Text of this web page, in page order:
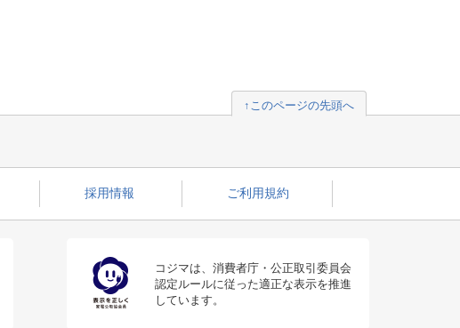
↑このページの先頭へ
採用情報 ご利用規約
コジマは、消費者庁・公正取引委員会
認定ルールに従った適正な表示を推進
しています。